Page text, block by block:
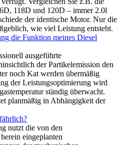
118D und 120D – immer 2.0l
der identische Motor. Nur die
wie viel Leistung entsteht.
die Funktion meines Diesel
ausgeführte
der Partikelemission den
noch Kat werden übermäßig
der Leistungsoptimierung wird
ständig überwacht.
planmäßig in Abhängigkeit der
nutzt die von den
eingeplanten